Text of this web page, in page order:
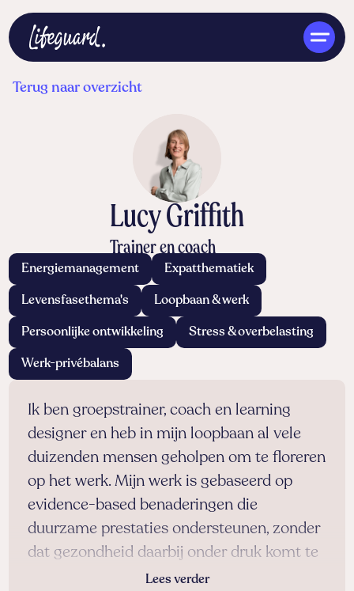
Terug naar overzicht
Lucy Griffith
Trainer en coach
Energiemanagement Expatthematiek
Levensfasethema's Loopbaan & werk
Persoonlijke ontwikkeling Stress & overbelasting
Werk-privébalans
Ik ben groeps­trainer, coach en learning
designer en heb in mijn loopbaan al vele
duizenden mensen geholpen om te floreren
op het werk. Mijn werk is gebaseerd op
evidence-based benaderingen die
duurzame prestaties ondersteunen, zonder
dat gezondheid daarbij onder druk komt te
Lees verder